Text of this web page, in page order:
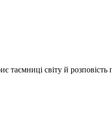
таємниці світу й